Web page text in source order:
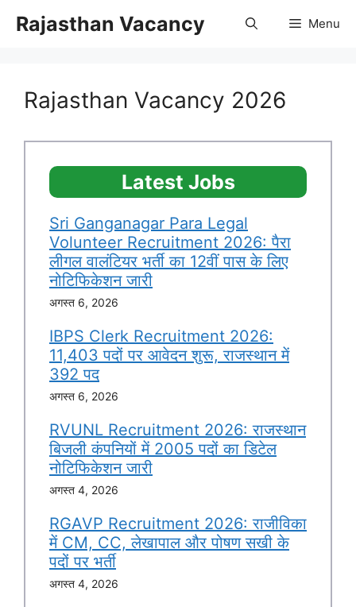
Rajasthan Vacancy Menu
Rajasthan Vacancy 2026
Latest Jobs
Sri Ganganagar Para Legal
Volunteer Recruitment 2026: पैरा
लीगल वालंटियर भर्ती का 12वीं पास के लिए
नोटिफिकेशन जारी
अगस्त 6, 2026
IBPS Clerk Recruitment 2026:
11,403 पदों पर आवेदन शुरू, राजस्थान में
392 पद
अगस्त 6, 2026
RVUNL Recruitment 2026: राजस्थान
बिजली कंपनियों में 2005 पदों का डिटेल
नोटिफिकेशन जारी
अगस्त 4, 2026
RGAVP Recruitment 2026: राजीविका
में CM, CC, लेखापाल और पोषण सखी के
पदों पर भर्ती
अगस्त 4, 2026